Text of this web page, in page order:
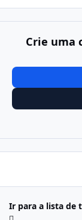
Crie uma
Ir para a lista de